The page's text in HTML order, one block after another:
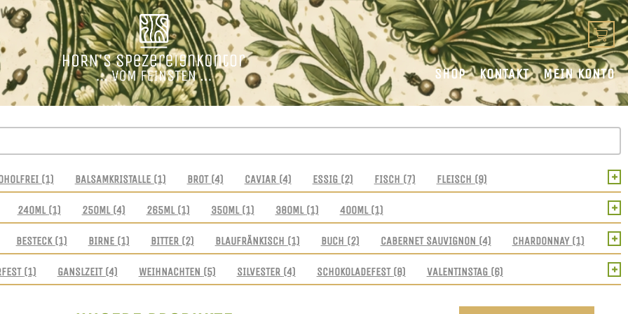
SHOP KONTAKT MEIN KONTO
(1) BALSAMKRISTALLE (1) BROT (4) CAVIAR (4) ESSIG (2) FISCH (7) FLEISCH (9) +
240ML (1) 250ML (4) 265ML (1) 350ML (1) 380ML (1) 400ML (1) +
BESTECK (1) BIRNE (1) BITTER (2) BLAUFRÄNKISCH (1) BUCH (2) CABERNET SAUVIGNON (4) CHARDONNAY (1) +
(1) GANSLZEIT (4) WEIHNACHTEN (5) SILVESTER (4) SCHOKOLADEFEST (8) VALENTINSTAG (6) +